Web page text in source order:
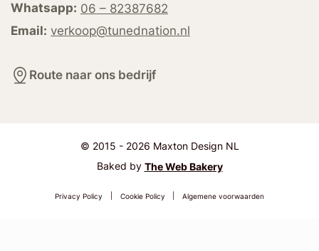
Whatsapp: 06 – 82387682
Email: verkoop@tunednation.nl
Route naar ons bedrijf
© 2015 - 2026 Maxton Design NL
Baked by The Web Bakery
Privacy Policy Cookie Policy Algemene voorwaarden